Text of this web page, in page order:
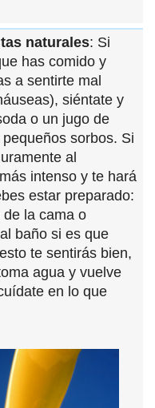
naturales: Si
has comido y
a sentirte mal
siéntate y
o un jugo de
sorbos. Si
al
intenso y te hará
estar preparado:
la cama o
baño si es que
te sentirás bien,
agua y vuelve
en lo que